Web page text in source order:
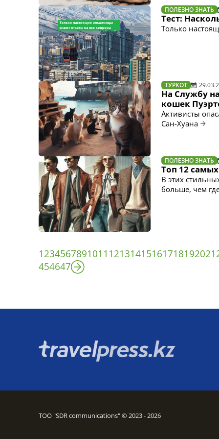
ПОЛЕЗНО ЗНАТЬ
Тест:
Только
ТУРКОТ
На Службу
кошек
Активисты
Сан-Хуана
ПОЛЕЗНО ЗНАТЬ
Топ 12
В этих
больше, чем
1234567891011 12131415161718192021
454647
ТОО "SDR communications" © 2023 - 2026